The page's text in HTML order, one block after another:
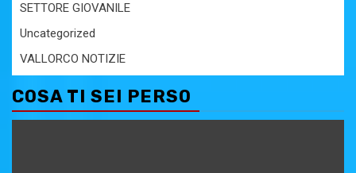
SETTORE GIOVANILE
Uncategorized
VALLORCO NOTIZIE
COSA TI SEI PERSO